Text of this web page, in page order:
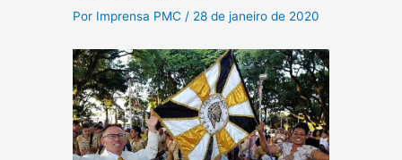
Por Imprensa PMC / 28 de janeiro de 2020